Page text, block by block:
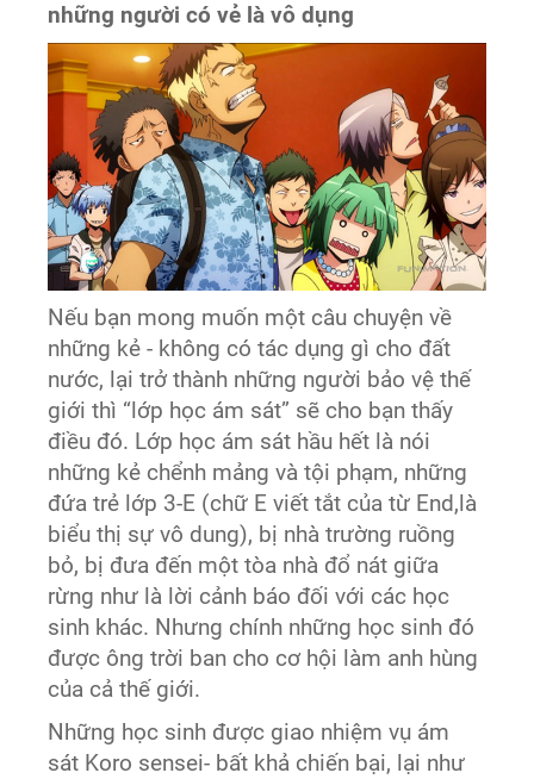
những người có vẻ là vô dụng
Nếu bạn mong muốn một câu chuyện về
những kẻ - không có tác dụng gì cho đất
nước, lại trở thành những người bảo vệ thế
giới thì “lớp học ám sát” sẽ cho bạn thấy
điều đó. Lớp học ám sát hầu hết là nói
những kẻ chểnh mảng và tội phạm, những
đứa trẻ lớp 3-E (chữ E viết tắt của từ End,là
biểu thị sự vô dung), bị nhà trường ruồng
bỏ, bị đưa đến một tòa nhà đổ nát giữa
rừng như là lời cảnh báo đối với các học
sinh khác. Nhưng chính những học sinh đó
được ông trời ban cho cơ hội làm anh hùng
của cả thế giới.
Những học sinh được giao nhiệm vụ ám
sát Koro sensei- bất khả chiến bại, lại như